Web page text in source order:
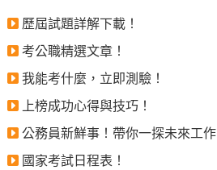
歷屆試題詳解下載！
考公職精選文章！
我能考什麼，立即測驗！
上榜成功心得與技巧！
公務員新鮮事！帶你一探未來工作
國家考試日程表！